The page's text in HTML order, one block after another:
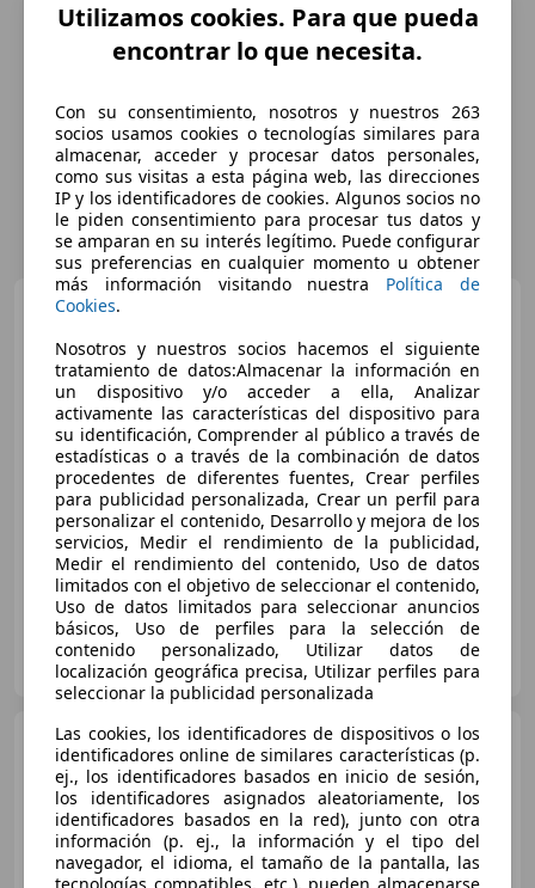
€ 20.700 1
Precio justo
10/2020 118.000 km Diésel
133 kW (181 CV)
Financiación a su medida, El precio marcado incluye IVA
MID CAR
ES-28850 TORREJON DE ARDOZ
Peugeot 5008 1.5BlueHDi
S&S Allure 130
€ 16.990
Utilizamos cookies. Para que pueda
encontrar lo que necesita.
Con su consentimiento, nosotros y nuestros 263
socios usamos cookies o tecnologías similares para
almacenar, acceder y procesar datos personales,
como sus visitas a esta página web, las direcciones
IP y los identificadores de cookies. Algunos socios no
le piden consentimiento para procesar tus datos y
se amparan en su interés legítimo. Puede configurar
sus preferencias en cualquier momento u obtener
más información visitando nuestra Política de
Cookies.
Nosotros y nuestros socios hacemos el siguiente
tratamiento de datos:Almacenar la información en
un dispositivo y/o acceder a ella, Analizar
activamente las características del dispositivo para
su identificación, Comprender al público a través de
estadísticas o a través de la combinación de datos
procedentes de diferentes fuentes, Crear perfiles
para publicidad personalizada, Crear un perfil para
personalizar el contenido, Desarrollo y mejora de los
servicios, Medir el rendimiento de la publicidad,
Medir el rendimiento del contenido, Uso de datos
limitados con el objetivo de seleccionar el contenido,
Uso de datos limitados para seleccionar anuncios
básicos, Uso de perfiles para la selección de
contenido personalizado, Utilizar datos de
localización geográfica precisa, Utilizar perfiles para
seleccionar la publicidad personalizada
Las cookies, los identificadores de dispositivos o los
identificadores online de similares características (p.
ej., los identificadores basados en inicio de sesión,
los identificadores asignados aleatoriamente, los
identificadores basados en la red), junto con otra
información (p. ej., la información y el tipo del
navegador, el idioma, el tamaño de la pantalla, las